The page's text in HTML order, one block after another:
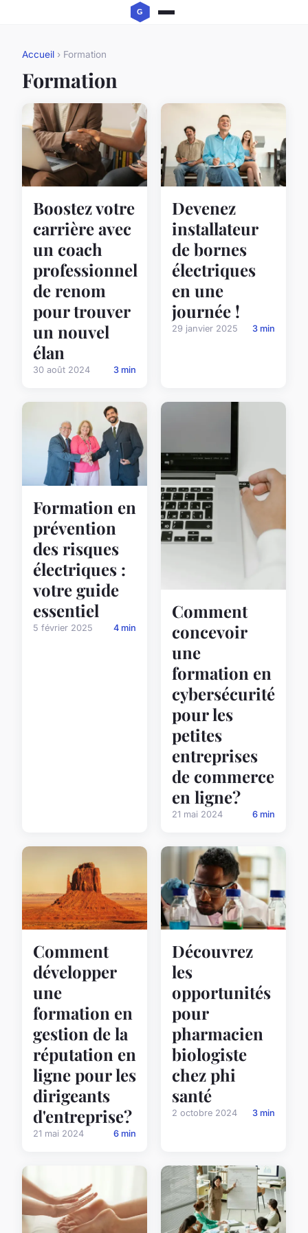
Accueil › Formation
Formation
Boostez votre
carrière avec
un coach
professionnel
de renom
pour trouver
un nouvel
élan
30 août 2024 3 min
Devenez
installateur
de bornes
électriques
en une
journée !
29 janvier 2025 3 min
Formation en
prévention
des risques
électriques :
votre guide
essentiel
5 février 2025 4 min
Comment
concevoir
une
formation en
cybersécurité
pour les
petites
entreprises
de commerce
en ligne?
21 mai 2024 6 min
Comment
développer
une
formation en
gestion de la
réputation en
ligne pour les
dirigeants
d'entreprise?
21 mai 2024 6 min
Découvrez
les
opportunités
pour
pharmacien
biologiste
chez phi
santé
2 octobre 2024 3 min